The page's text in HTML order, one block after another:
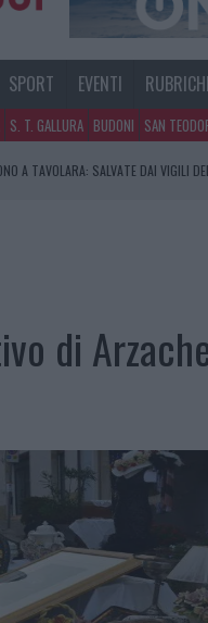
SPORT EVENTI
S. T. GALLURA BUDONI SAN
MIGLIORA IL TEMPO IN GALLURA
FERITO IL CONDUCENTE
di